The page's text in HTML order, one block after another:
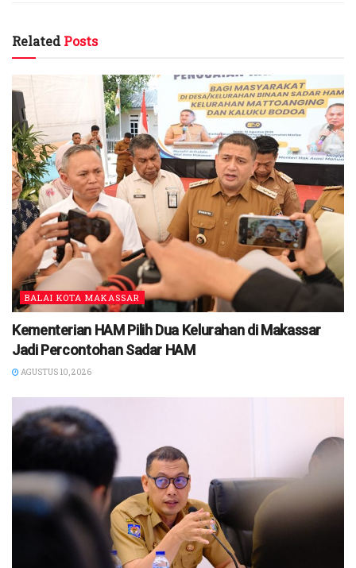
RelatedPosts
BALAI KOTA MAKASSAR
Kementerian HAM Pilih Dua Kelurahan di Makassar
Jadi Percontohan Sadar HAM
AGUSTUS 10, 2026